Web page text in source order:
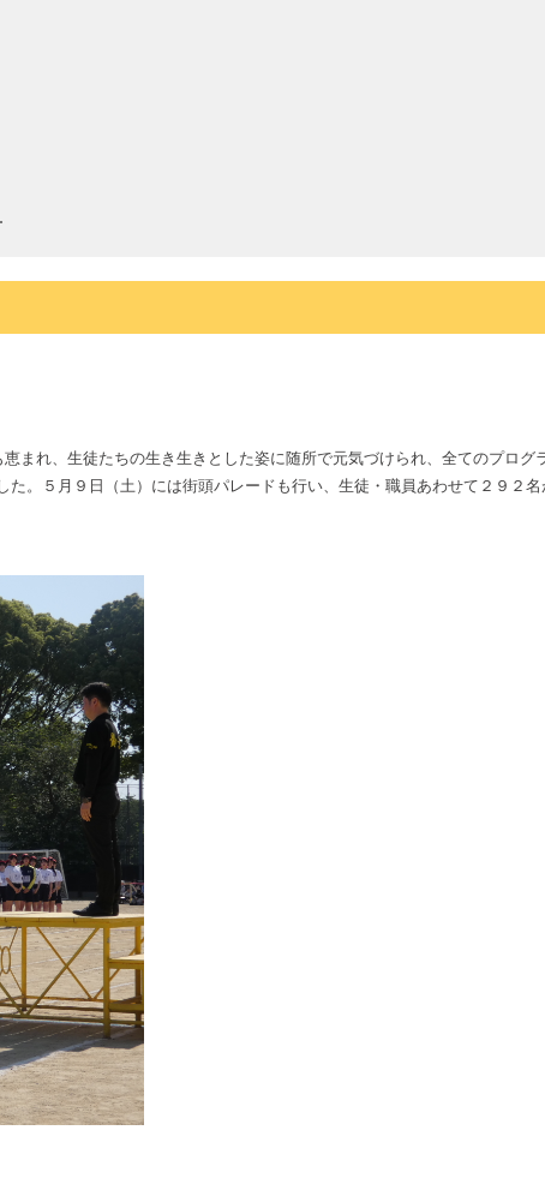
まれ、生徒たちの生き生きとした姿に随所で元気づけられ、全てのプロ
。５月９日（土）には街頭パレードも行い、生徒・職員あわせて２９２